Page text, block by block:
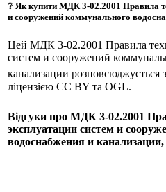
❔ Як купити МДК 3-02.2001 Правила
и сооружений коммунального
Цей МДК 3-02.2001 Правила
систем и сооружений
канализации розповсюджується
ліцензією CC BY та OGL.
Відгуки про МДК 3-02.2001
эксплуатации систем и
водоснабжения и